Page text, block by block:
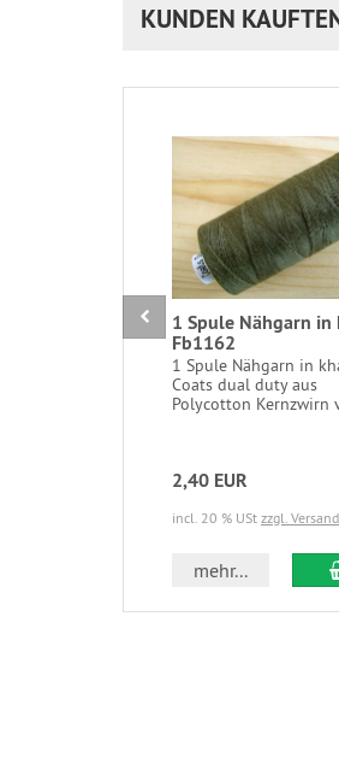
KUNDEN
1 Spule Nähgarn in
Fb1162
1 Spule Nähgarn in
Coats dual duty aus
Polycotton Kernzwirn
2,40 EUR
incl. 20 % USt zzgl.
mehr...